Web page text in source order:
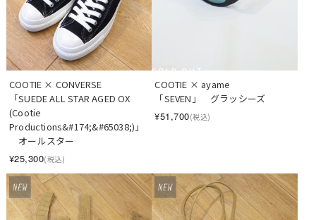
COOTIE × CONVERSE
「SUEDE ALL STAR AGED OX
(Cootie
Productions&#174;&#65038;)」
オールスター
¥25,300(税込)
SOLD OUT
COOTIE × ayame
「SEVEN」　グラッシーズ
¥51,700(税込)